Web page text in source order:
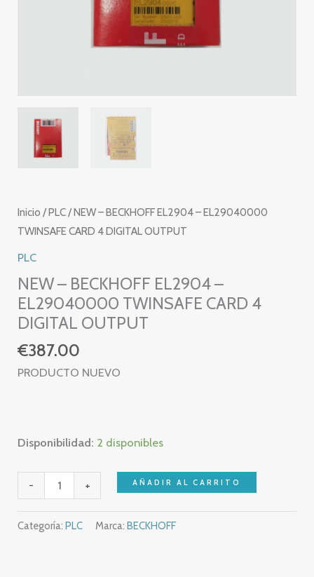
Inicio /PLC/ NEW – BECKHOFF EL2904 – EL29040000
TWINSAFE CARD 4 DIGITAL OUTPUT
PLC
NEW – BECKHOFF EL2904 –
EL29040000 TWINSAFE CARD 4
DIGITAL OUTPUT
€387.00
PRODUCTO NUEVO
Disponibilidad: 2 disponibles
-
–
BECKHOFF
+ AÑADIR AL CARRITO
Categoría:PLC Marca:BECKHOFF